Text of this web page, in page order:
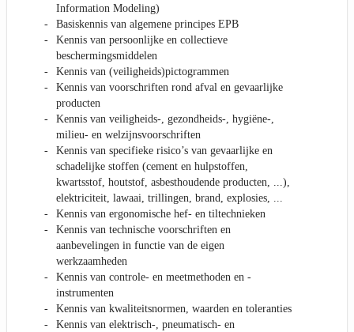
Information Modeling)
Basiskennis van algemene principes EPB
Kennis van persoonlijke en collectieve
beschermingsmiddelen
Kennis van (veiligheids)pictogrammen
Kennis van voorschriften rond afval en gevaarlijke
producten
Kennis van veiligheids-, gezondheids-, hygiëne-,
milieu- en welzijnsvoorschriften
Kennis van specifieke risico’s van gevaarlijke en
schadelijke stoffen (cement en hulpstoffen,
kwartsstof, houtstof, asbesthoudende producten, ...),
elektriciteit, lawaai, trillingen, brand, explosies, ...
Kennis van ergonomische hef- en tiltechnieken
Kennis van technische voorschriften en
aanbevelingen in functie van de eigen
werkzaamheden
Kennis van controle- en meetmethoden en -
instrumenten
Kennis van kwaliteitsnormen, waarden en toleranties
Kennis van elektrisch-, pneumatisch- en